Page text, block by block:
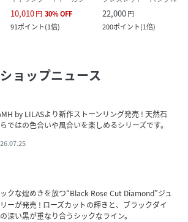
10,010円 30%OFF
91ポイント(1倍)
22,000円
200ポイント(1倍)
ショップニュース
by LILASより新作ストーンリング発売 ! 天然石
ではの色合いや風合いを楽しめるシリーズです。
クな煌めきを放つ“Black Rose Cut Diamond”ジュ
ーが発売 ! ローズカットの輝きと、ブラックダイ
深い黒が重なり合うシックなライン。